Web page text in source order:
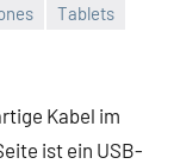
Tablets
Kabel im
ist ein USB-